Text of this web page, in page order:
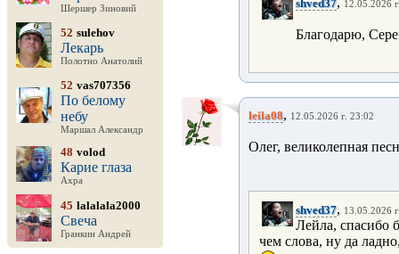
Шершер Зиновий
52 sulehov
Лекарь
Полотно Анатолий
52 vas707356
По белому
небу
Маршал Александр
48 volod
Карие глаза
Ахра
45 lalalala2000
Свеча
Гранкин Андрей
shved37 12.05.2026
Благодарю,
leila08, 12.05.2026 г. 23:02
Олег, великолепная
shved37, 13.05.2026
Лейла, спасибо
чем слова, ну да